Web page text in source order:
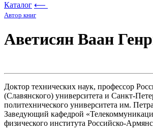
Каталог ⟵
Автор книг
Аветисян Ваан
Доктор технических наук, профессор
(Славянского) университета и Санкт-
политехнического университета им.
Заведующий кафедрой
физического института Российско-